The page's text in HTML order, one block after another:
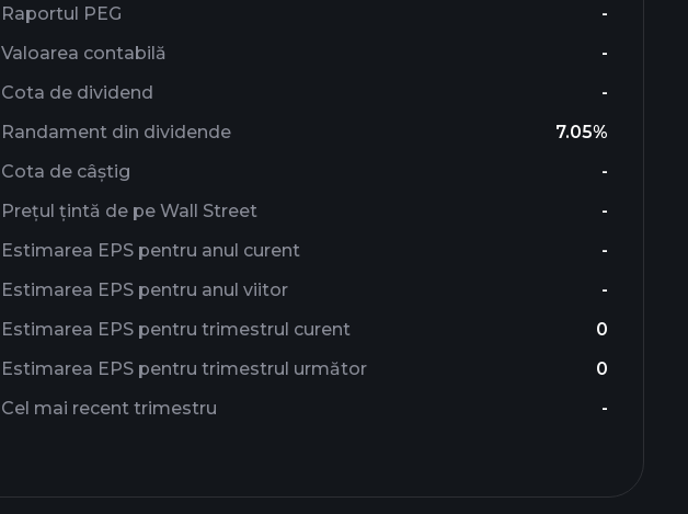
Raportul PEG
-
Valoarea contabilă
-
Cota de dividend
-
Randament din dividende
7.05%
Cota de câștig
-
Prețul țintă de pe Wall Street
-
Estimarea EPS pentru anul curent
-
Estimarea EPS pentru anul viitor
-
Estimarea EPS pentru trimestrul curent
0
Estimarea EPS pentru trimestrul următor
0
Cel mai recent trimestru
-